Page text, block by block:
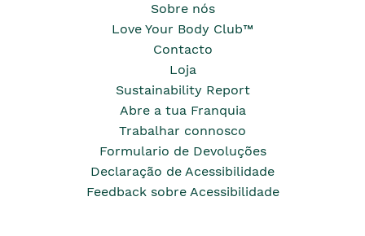
Sobre nós
Love Your Body Club™
Contacto
Loja
Sustainability Report
Abre a tua Franquia
Trabalhar connosco
Formulario de Devoluções
Declaração de Acessibilidade
Feedback sobre Acessibilidade